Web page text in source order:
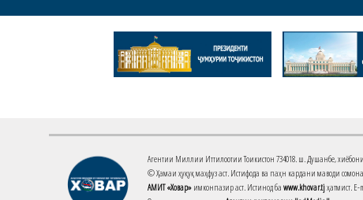
Агентии Миллии Иттилоотии Тоҷикистон 734018. ш. Душанбе,
© Ҳамаи ҳуқуқ маҳфуз аст. Истифода ва паҳн кардани маводи
АМИТ «Ховар» имконпазир аст. Истинод ба www.khovar.tjҳатмист.